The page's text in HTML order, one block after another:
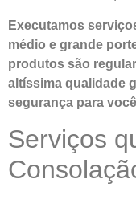
Executamos
médio e grande
produtos são
altíssima qualidade
segurança para
Serviços